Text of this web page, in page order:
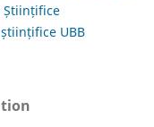
Științifice
UBB